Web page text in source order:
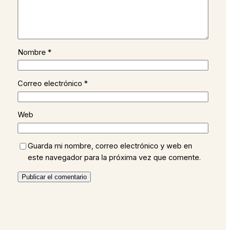
Nombre *
Correo electrónico *
Web
Guarda mi nombre, correo electrónico y web en
este navegador para la próxima vez que comente.